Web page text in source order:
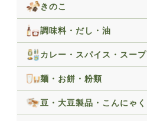
きのこ
調味料・だし・油
カレー・スパイス・スープ
麺・お餅・粉類
豆・大豆製品・こんにゃく